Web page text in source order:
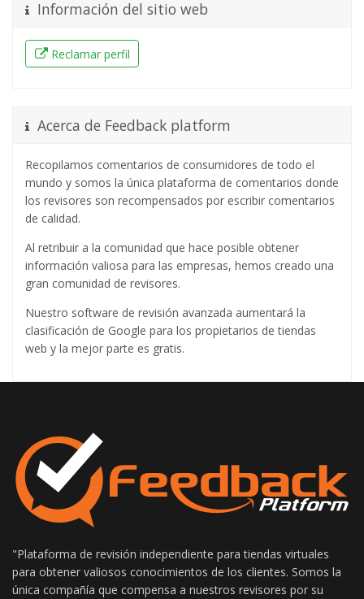
Información del sitio web
Reclamar perfil
Acerca de Feedback platform
Recopilamos comentarios de consumidores de todo el
mundo y somos la única plataforma de comentarios donde
los revisores son recompensados ​​por escribir comentarios
de calidad.
Al retribuir a la comunidad que hace posible obtener
información valiosa para las empresas, hemos creado una
gran comunidad de revisores.
Nuestro software de revisión avanzada aumentará la
clasificación de Google para los propietarios de tiendas
web y la mejor parte es gratis.
"Plataforma de revisión independiente para tiendas virtuales
para obtener valiosos conocimientos de los clientes. Somos la
única compañía que compensa a nuestros revisores por su